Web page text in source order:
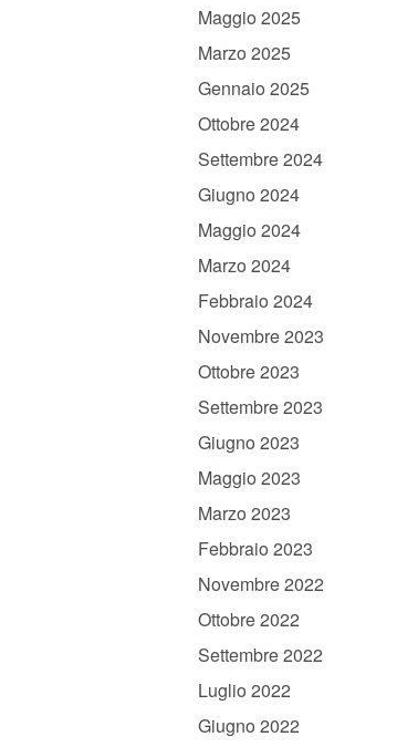
Maggio 2025
Marzo 2025
Gennaio 2025
Ottobre 2024
Settembre 2024
Giugno 2024
Maggio 2024
Marzo 2024
Febbraio 2024
Novembre 2023
Ottobre 2023
Settembre 2023
Giugno 2023
Maggio 2023
Marzo 2023
Febbraio 2023
Novembre 2022
Ottobre 2022
Settembre 2022
Luglio 2022
Giugno 2022